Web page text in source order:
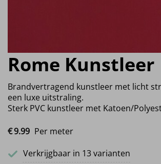
Rome Kunstleer
Brandvertragend kunstleer met licht
een luxe uitstraling.
Sterk PVC kunstleer met Katoen/
€9.99 Per meter
Verkrijgbaar in 13 varianten